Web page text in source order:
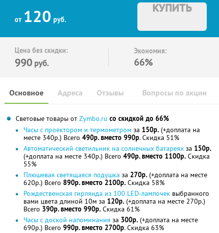
от 120 руб.
КУПИТЬ
Цена без скидки:
990 руб.
Экономия:
66%
Основное Отзывы Вопросы по акции
Адреса
Световые товары от Zymbo.ru со скидкой до 66%
Часы с проектором и термометром за 150р. (+доплата на
месте 340р.) Всего 490р. вместо 990р. Скидка 51%
Автоматический светильник на солнечных батареях за 150р.
(+доплата на месте 340р.) Всего 490р. вместо 1100р. Скидка
55%
Плюшевая светящаяся подушка за 270р. (+доплата на месте
620р.) Всего 890р. вместо 2100р. Скидка 58%
Рождественская гирлянда из 100 LED-лампочек выбранного
вами цвета длиной 10м за 120р. (+доплата на месте 270р.)
Всего 390р. вместо 990р. Скидка 61%
Часы с доской напоминания за 300р. (+доплата на месте
690р.) Всего 990р. вместо 2700р. Скидка 63%